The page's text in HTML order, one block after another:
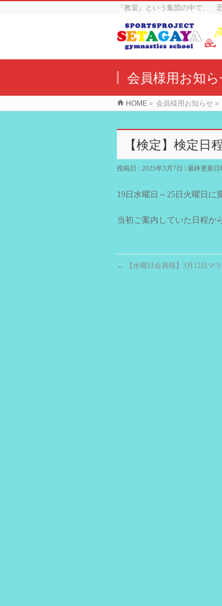
『教室』という集団の中で、
会員様用お知ら
HOME » 会員様用お知らせ »
【検定】検定日
投稿日 : 2025年3月7日 最終更新日
19日水曜日～25日火曜日に
当初ご案内していた日程か
← 【水曜日会員様】3月12日マ